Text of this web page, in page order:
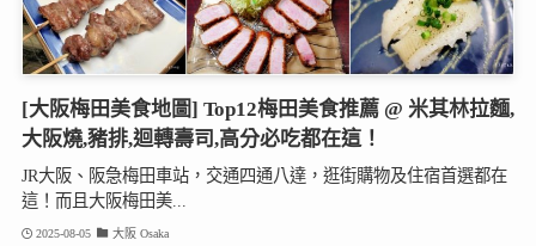
[大阪梅田美食地圖] Top12梅田美食推薦 @ 米其林拉麵,
大阪燒,豬排,迴轉壽司,高分必吃都在這！
JR大阪、阪急梅田車站，交通四通八達，逛街購物及住宿首選都在
這！而且大阪梅田美...
2025-08-05 大阪 Osaka